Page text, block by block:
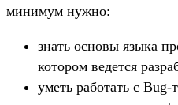
минимум нужно:
знать основы языка
котором ведется
уметь работать с Bug-